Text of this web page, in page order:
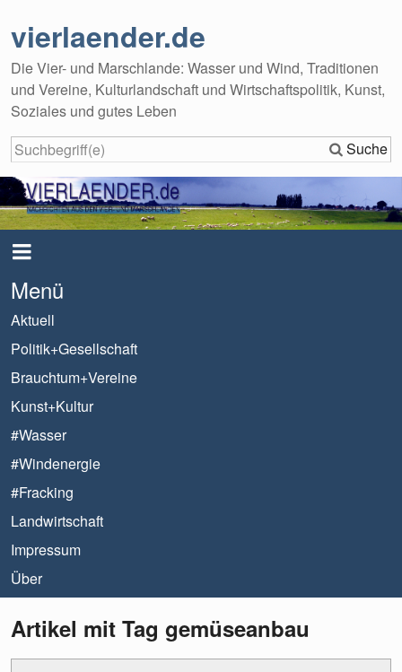
vierlaender.de
Die Vier- und Marschlande: Wasser und Wind, Traditionen
und Vereine, Kulturlandschaft und Wirtschaftspolitik, Kunst,
Soziales und gutes Leben
Suche
Menü
Aktuell
Politik+Gesellschaft
Brauchtum+Vereine
Kunst+Kultur
#Wasser
#Windenergie
#Fracking
Landwirtschaft
Impressum
Über
Artikel mit Tag gemüseanbau